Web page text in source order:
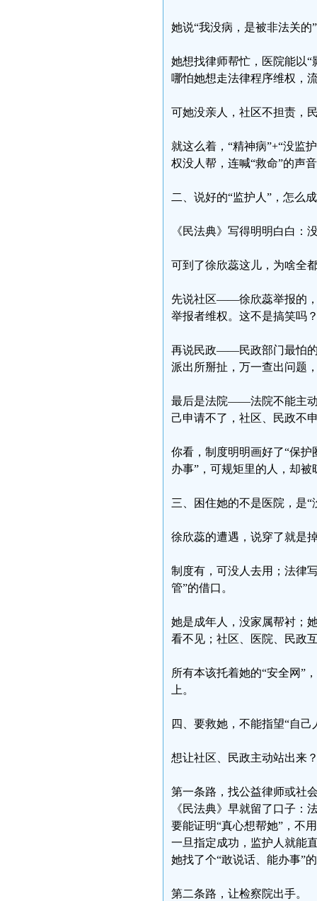
她说“我没病，是被非法关的
她想找律师帮忙，医院能以
哪怕她想走法律程序维权，
可她没亲人，社区不担责，
就这么着，“精神病”+“没监
权没人帮，连喊“救命”的声
二、说好的“监护人”，怎么
《民法典》写得明明白白：
可到了徐欣蕊这儿，为啥全
先说社区——徐欣蕊举报的，
举报者维权。这不是搞笑吗
再说民政——民政部门最怕的
派出所掰扯，万一查出问题
最后是法院——法院不能主动
己申请不了，社区、民政不
你看，制度明明画好了“保护
办事”，可规矩里的人，却被
三、困住她的不是医院，是“
徐欣蕊的遭遇，说穿了就是
制度有，可没人去用；法律
管”的借口。
她是成年人，没家属帮衬；
看不见；社区、医院、民政
所有本该托着她的“安全网”
上。
四、要救她，不能指望“自己
想让社区、民政主动站出来
第一条路，找公益律师或社
《民法典》早就留了口子：
要能证明“真心想帮她”，不
一旦指定成功，监护人就能
她找了个“敢说话、能办事”
第二条路，让检察院出手。